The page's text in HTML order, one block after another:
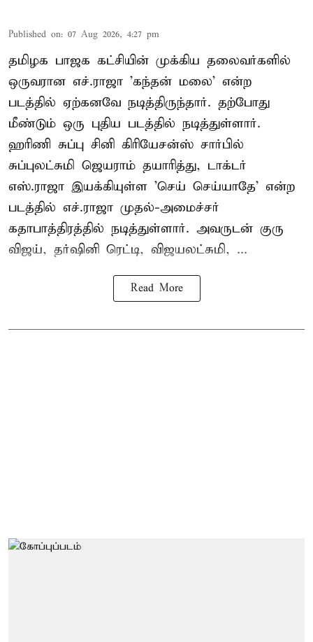
Published on: 07 Aug 2026, 4:27 pm
தமிழக பாஜக கட்சியின் முக்கிய தலைவர்களில்
ஒருவரான எச்.ராஜா 'கந்தன் மலை' என்ற
படத்தில் ஏற்கனவே நடித்திருந்தார். தற்போது
மீண்டும் ஒரு புதிய படத்தில் நடித்துள்ளார்.
ஹரிணி சுப்பு சினி கிரியேசன்ஸ் சார்பில்
சுப்புலட்சுமி ஜெயராம் தயாரித்து, டாக்டர்
எஸ்.ராஜா இயக்கியுள்ள 'செய் செய்யாதே' என்ற
படத்தில் எச்.ராஜா முதல்-அமைச்சர்
கதாபாத்திரத்தில் நடித்துள்ளார். அவருடன் குரு
விஜய், தர்ஷினி ரெட்டி, விஜயலட்சுமி, ...
Read More